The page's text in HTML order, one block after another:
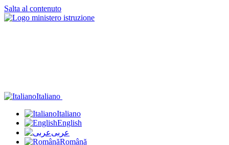
Salta al contenuto
Italiano
Italiano
English
عربى
Română